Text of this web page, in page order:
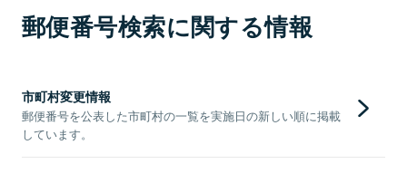
郵便番号検索に関する情報
市町村変更情報
郵便番号を公表した市町村の一覧を実施日の新しい順に掲載
しています。